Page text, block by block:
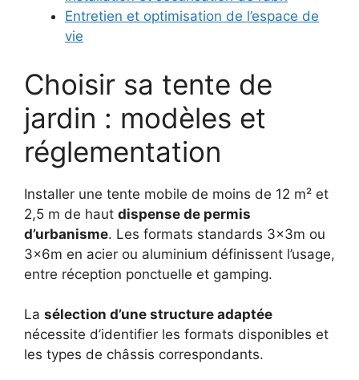
Entretien et optimisation de l’espace de
vie
Choisir sa tente de
jardin : modèles et
réglementation
Installer une tente mobile de moins de 12 m² et
2,5 m de haut dispense de permis
d’urbanisme. Les formats standards 3x3m ou
3x6m en acier ou aluminium définissent l’usage,
entre réception ponctuelle et gamping.
La sélection d’une structure adaptée
nécessite d’identifier les formats disponibles et
les types de châssis correspondants.